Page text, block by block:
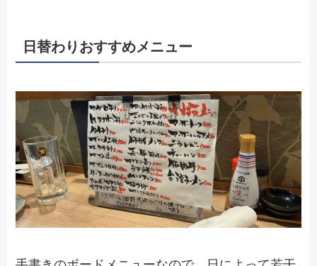
日替わりおすすめメニュー